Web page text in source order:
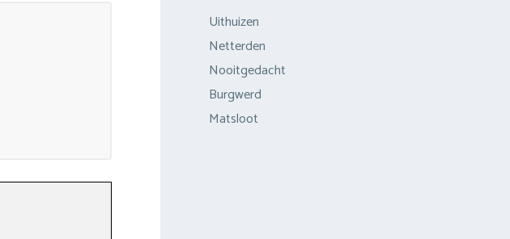
Uithuizen
Netterden
Nooitgedacht
Burgwerd
Matsloot